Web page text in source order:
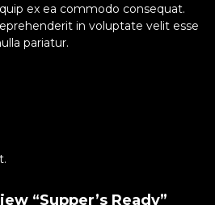
ex ea commodo consequat.
in voluptate velit esse
pariatur.
“Supper’s Ready”